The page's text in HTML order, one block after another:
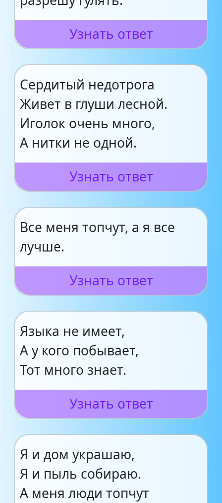
Узнать ответ
Сердитый недотрога
Живет в глуши лесной.
Иголок очень много,
А нитки не одной.
Узнать ответ
Все меня топчут, а я все
лучше.
Узнать ответ
Языка не имеет,
А у кого побывает,
Тот много знает.
Узнать ответ
Я и дом украшаю,
Я и пыль собираю.
А меня люди топчут